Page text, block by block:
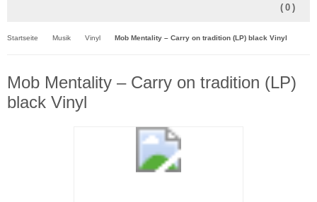
( 0 )
Startseite Musik Vinyl Mob Mentality – Carry on tradition (LP) black Vinyl
Mob Mentality – Carry on tradition (LP)
black Vinyl